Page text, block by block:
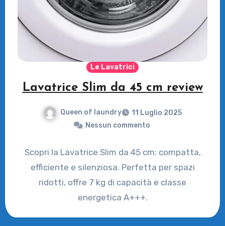
Le Lavatrici
Lavatrice Slim da 45 cm review
Queen of laundry
11 Luglio 2025
Nessun commento
Scopri la Lavatrice Slim da 45 cm: compatta,
efficiente e silenziosa. Perfetta per spazi
ridotti, offre 7 kg di capacità e classe
energetica A+++.